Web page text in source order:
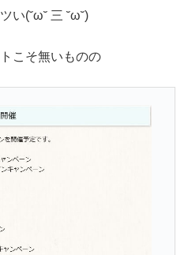
い(˘ω˘ 三 ˘ω˘)
こそ無いものの